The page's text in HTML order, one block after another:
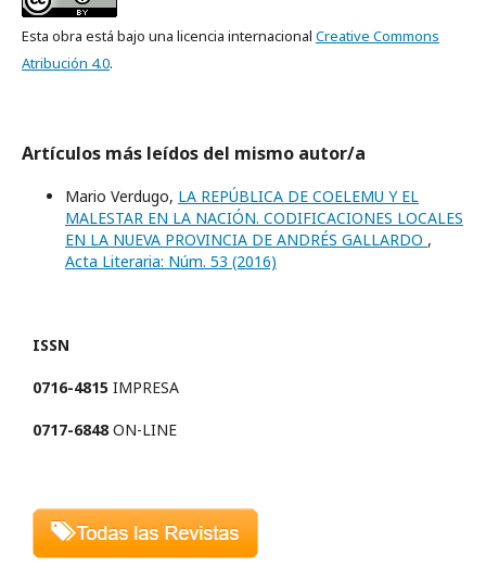
Esta obra está bajo una licencia internacional Creative Commons
Atribución 4.0.
Artículos más leídos del mismo autor/a
Mario Verdugo, LA REPÚBLICA DE COELEMU Y EL
MALESTAR EN LA NACIÓN. CODIFICACIONES LOCALES
EN LA NUEVA PROVINCIA DE ANDRÉS GALLARDO ,
Acta Literaria: Núm. 53 (2016)
ISSN
0716-4815 IMPRESA
0717-6848ON-LINE